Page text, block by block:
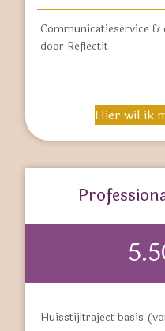
Communicatieservice
door Reflectit
Hier wil ik
Huisstijltraject basis